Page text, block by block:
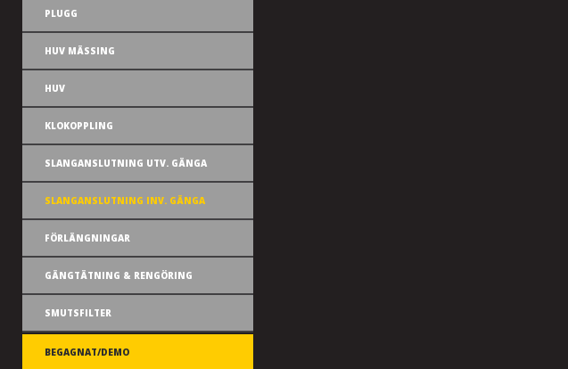
PLUGG
HUV MÄSSING
HUV
KLOKOPPLING
SLANGANSLUTNING UTV. GÄNGA
SLANGANSLUTNING INV. GÄNGA
FÖRLÄNGNINGAR
GÄNGTÄTNING & RENGÖRING
SMUTSFILTER
BEGAGNAT/DEMO